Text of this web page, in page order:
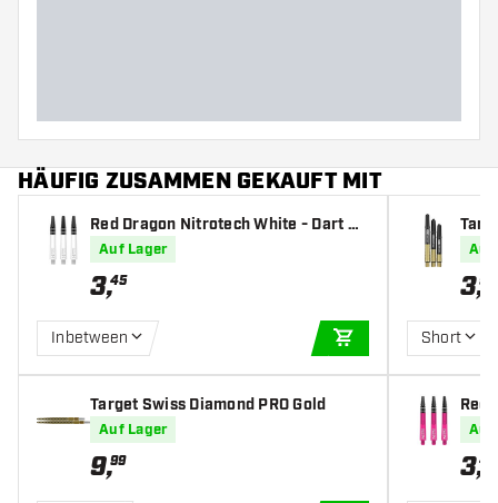
HÄUFIG ZUSAMMEN GEKAUFT MIT
Red Dragon Nitrotech White - Dart Sh
afts
Auf Lager
3,45
Inbetween
IN DEN
Target Swiss Diamond PRO Gold
Auf Lager
9,99
fts
Auf
3,95
Short
Red
fts
Auf
3,45